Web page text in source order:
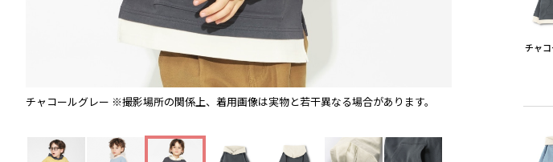
チャコールグレー ※撮影場所の関係上、着用画像は実物と若干異なる場合があります。
チャ